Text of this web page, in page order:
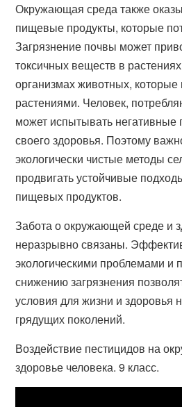
Окружающая среда также
пищевые продукты, которые
Загрязнение почвы может
токсичных веществ в
организмах животных, которые
растениями. Человек,
может испытывать негативные
своего здоровья. Поэтому
экологически чистые методы
продвигать устойчивые
пищевых продуктов.
Забота о окружающей среде и
неразрывно связаны.
экологическими проблемами и
снижению загрязнения
условия для жизни и здоровья
грядущих поколений.
Воздействие пестицидов на
здоровье человека. 9 класс.